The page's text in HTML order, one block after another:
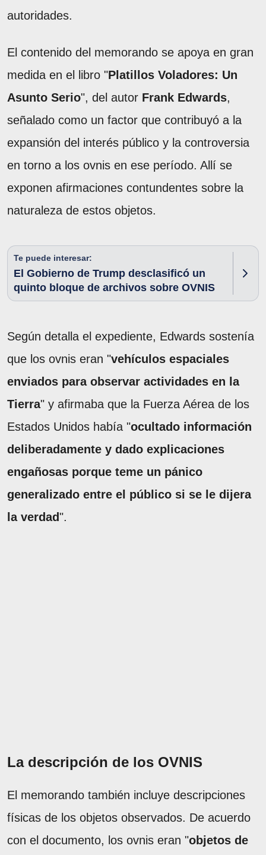
autoridades.
El contenido del memorando se apoya en gran
medida en el libro "Platillos Voladores: Un
Asunto Serio", del autor Frank Edwards,
señalado como un factor que contribuyó a la
expansión del interés público y la controversia
en torno a los ovnis en ese período. Allí se
exponen afirmaciones contundentes sobre la
naturaleza de estos objetos.
Te puede interesar:
El Gobierno de Trump desclasificó un
quinto bloque de archivos sobre OVNIS
Según detalla el expediente, Edwards sostenía
que los ovnis eran "vehículos espaciales
enviados para observar actividades en la
Tierra" y afirmaba que la Fuerza Aérea de los
Estados Unidos había "ocultado información
deliberadamente y dado explicaciones
engañosas porque teme un pánico
generalizado entre el público si se le dijera
la verdad".
La descripción de los OVNIS
El memorando también incluye descripciones
físicas de los objetos observados. De acuerdo
con el documento, los ovnis eran "objetos de